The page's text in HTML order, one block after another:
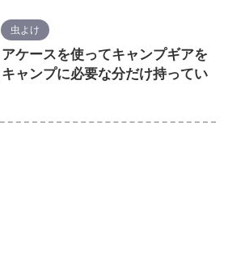
虫よけ
アケースを使ってキャンプギアを
ャンプに必要な分だけ持ってい